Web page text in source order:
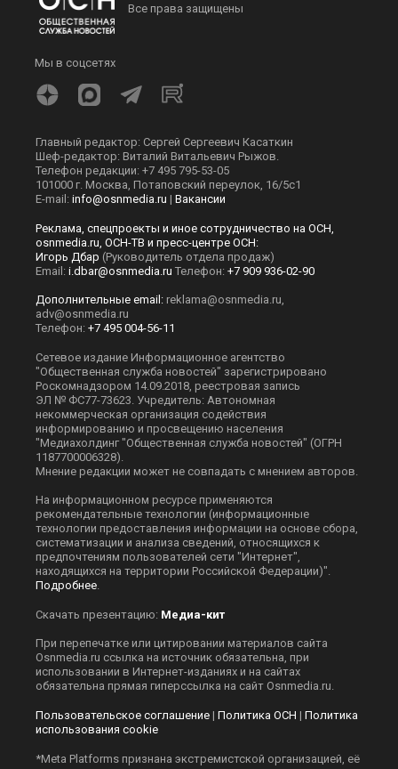
Все права защищены
Мы в соцсетях
Главный редактор: Сергей Сергеевич Касаткин
Шеф-редактор: Виталий Витальевич Рыжов.
Телефон редакции: +7 495 795-53-05
101000 г. Москва, Потаповский переулок, 16/5с1
E-mail: info@osnmedia.ru | Вакансии
Реклама, спецпроекты и иное сотрудничество на ОСН,
osnmedia.ru, ОСН-ТВ и пресс-центре ОСН:
Игорь Дбар (Руководитель отдела продаж)
Email: i.dbar@osnmedia.ru Телефон: +7 909 936-02-90
Дополнительные email: reklama@osnmedia.ru
adv@osnmedia.ru
Телефон: +7 495 004-56-11
Сетевое издание Информационное агентство
"Общественная служба новостей" зарегистрировано
Роскомнадзором 14.09.2018, реестровая запись
ЭЛ № ФС77-73623. Учредитель: Автономная
некоммерческая организация содействия
информированию и просвещению населения
"Медиахолдинг "Общественная служба новостей" (ОГРН
1187700006328).
Мнение редакции может не совпадать с мнением авторов.
На информационном ресурсе применяются
рекомендательные технологии (информационные
технологии предоставления информации на основе сбора,
систематизации и анализа сведений, относящихся к
предпочтениям пользователей сети "Интернет",
находящихся на территории Российской Федерации)".
Подробнее
Скачать презентацию: Медиа-кит
При перепечатке или цитировании материалов сайта
Оsnmedia.ru ссылка на источник обязательна, при
использовании в Интернет-изданиях и на сайтах
обязательна прямая гиперссылка на сайт Оsnmedia.ru.
Пользовательское соглашение | Политика ОСН | Политика
использования cookie
*Meta Platforms признана экстремистской организацией, её